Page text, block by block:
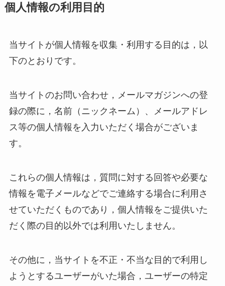
個人情報の利用目的
当サイトが個人情報を収集・利用する目的は，以
下のとおりです。
当サイトのお問い合わせ，メールマガジンへの登
録の際に，名前（ニックネーム）、メールアドレ
ス等の個人情報を入力いただく場合がございま
す。
これらの個人情報は，質問に対する回答や必要な
情報を電子メールなどでご連絡する場合に利用さ
せていただくものであり，個人情報をご提供いた
だく際の目的以外では利用いたしません。
その他に，当サイトを不正・不当な目的で利用し
ようとするユーザーがいた場合，ユーザーの特定